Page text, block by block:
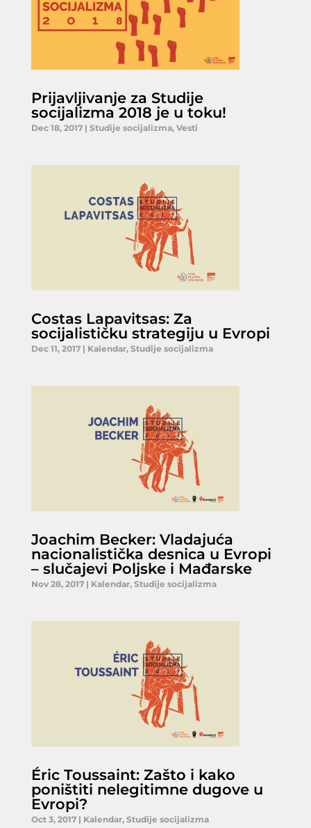
Prijavljivanje za Studije
socijalizma 2018 je u toku!
Dec 18, 2017| Studije socijalizma, Vesti
Costas Lapavitsas: Za
socijalističku strategiju u Evropi
Dec 11, 2017| Kalendar, Studije socijalizma
Joachim Becker: Vladajuća
nacionalistička desnica u Evropi
– slučajevi Poljske i Mađarske
Nov 28, 2017| Kalendar, Studije socijalizma
Éric Toussaint: Zašto i kako
poništiti nelegitimne dugove u
Evropi?
Oct 3, 2017| Kalendar, Studije socijalizma